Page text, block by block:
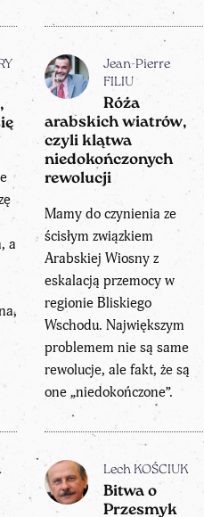
a
Jean-Pierre
FILIU
Róża
arabskich wiatrów,
czyli klątwa
niedokończonych
rewolucji
Mamy do czynienia ze
ścisłym związkiem
Arabskiej Wiosny z
eskalacją przemocy w
regionie Bliskiego
Wschodu. Największym
problemem nie są same
rewolucje, ale fakt, że są
one „niedokończone”.
Lech KOŚCIUK
Bitwa o
Przesmyk